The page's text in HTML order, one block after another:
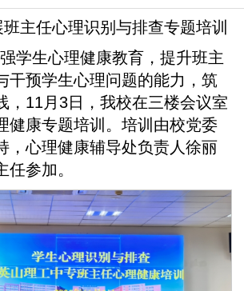
主任心理识别与排查专题培训
学生心理健康教育，提升班主
干预学生心理问题的能力，筑
，11月3日，我校在三楼会议室
健康专题培训。培训由校党委
，心理健康辅导处负责人徐丽
任参加。